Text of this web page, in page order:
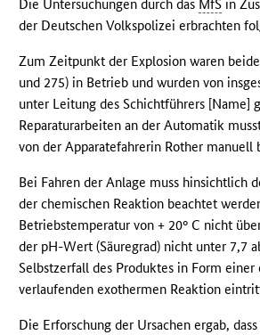
Die Untersuchungen durch das MfS in
der Deutschen Volkspolizei erbrachten
Zum Zeitpunkt der Explosion waren
und 275) in Betrieb und wurden von
unter Leitung des Schichtführers [Name]
Reparaturarbeiten an der Automatik
von der Apparatefahrerin Rother manuell
Bei Fahren der Anlage muss hinsichtlich
der chemischen Reaktion beachtet
Betriebstemperatur von + 20° C nicht
der pH-Wert (Säuregrad) nicht unter 7,7
Selbstzerfall des Produktes in Form einer
verlaufenden exothermen Reaktion
Die Erforschung der Ursachen ergab,